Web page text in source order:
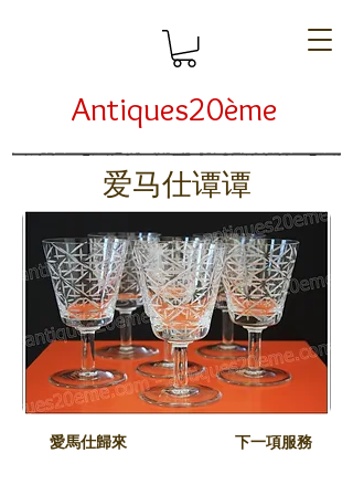
Antiques20ème
爱马仕谭谭
愛馬仕歸來 下一項服務